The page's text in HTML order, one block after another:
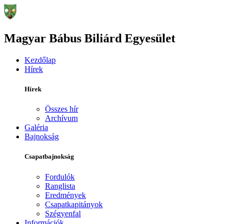
Magyar Bábus Biliárd Egyesület
Kezdőlap
Hírek
Hírek
Összes hír
Archívum
Galéria
Bajnokság
Csapatbajnokság
Fordulók
Ranglista
Eredmények
Csapatkapitányok
Szégyenfal